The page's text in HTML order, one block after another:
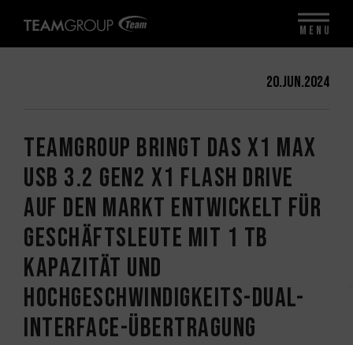
20.Jun.2024
TEAMGROUP bringt das X1 MAX
USB 3.2 Gen2 x1 FLASH DRIVE
auf den Markt Entwickelt für
Geschäftsleute mit 1 TB
Kapazität und
Hochgeschwindigkeits-Dual-
Interface-Übertragung
MENU